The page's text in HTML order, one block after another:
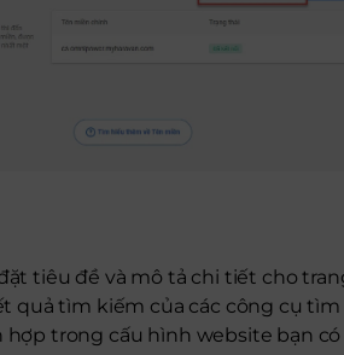
tiêu đề và mô tả chi tiết cho
quả tìm kiếm của các công cụ
hợp trong cấu hình website bạn